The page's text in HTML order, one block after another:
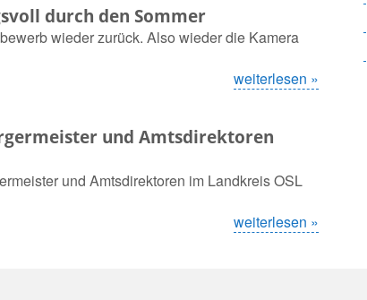
durch den Sommer
wieder zurück. Also wieder die Kamera
weiterlesen »
und Amtsdirektoren
und Amtsdirektoren im Landkreis OSL
weiterlesen »